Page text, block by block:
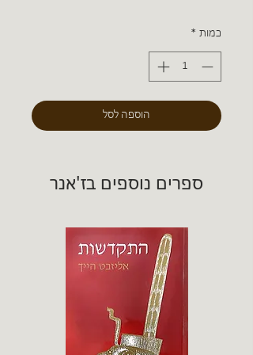
כמות *
הוספה לסל
ספרים נוספים בז'אנר